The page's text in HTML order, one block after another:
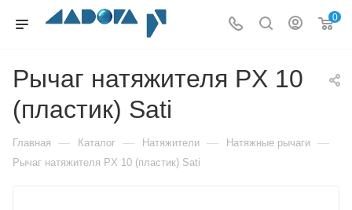
0
Рычаг натяжителя PX 10
(пластик) Sati
Главная — Каталог — Натяжители — Натяжные рычаги —
Рычаг натяжителя PX 10 (пластик) Sati